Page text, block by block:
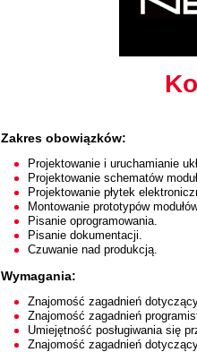
Zakres obowiązków:
Projektowanie i uruchamianie
Projektowanie schematów
Projektowanie płytek
Montowanie prototypów
Pisanie oprogramowania.
Pisanie dokumentacji.
Czuwanie nad produkcją.
Wymagania:
Znajomość zagadnień
Znajomość zagadnień
Umiejętność posługiwania się
Znajomość zagadnień